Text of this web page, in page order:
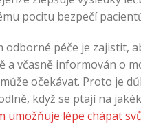
pocitu bezpečí
odborné péče je zajistit,
a včasně informován o
očekávat. Proto je
když se ptají na
umožňuje lépe chápat